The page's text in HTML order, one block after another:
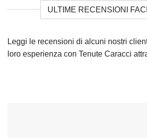
ULTIME RECENSIONI
Leggi le recensioni di alcuni nostri
loro esperienza con Tenute Caracci